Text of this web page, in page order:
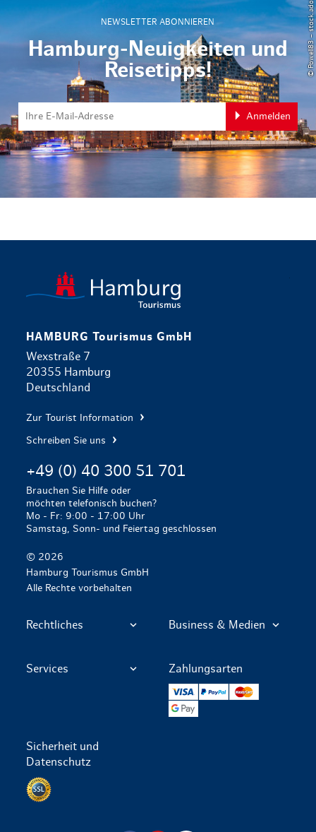
NEWSLETTER ABONNIEREN
Hamburg-Neuigkeiten und
Reisetipps!
Anmelden
© Powell83 – stock.adobe.com
HAMBURG Tourismus GmbH
Wexstraße 7
20355 Hamburg
Deutschland
Zur Tourist Information
Schreiben Sie uns
+49 (0) 40 300 51 701
Brauchen Sie Hilfe oder
möchten telefonisch buchen?
Mo - Fr: 9:00 - 17:00 Uhr
Samstag, Sonn- und Feiertag geschlossen
© 2026
Hamburg Tourismus GmbH
Alle Rechte vorbehalten
Rechtliches Business & Medien
Services Zahlungsarten
VISA PayPal
Sicherheit und
Datenschutz